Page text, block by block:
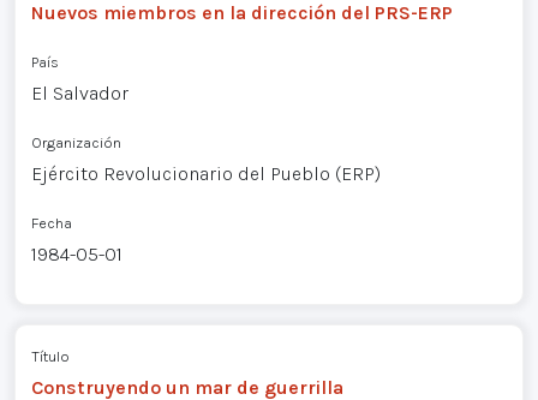
Nuevos miembros en la dirección del PRS-ERP
País
El Salvador
Organización
Ejército Revolucionario del Pueblo (ERP)
Fecha
1984-05-01
Título
Construyendo un mar de guerrilla